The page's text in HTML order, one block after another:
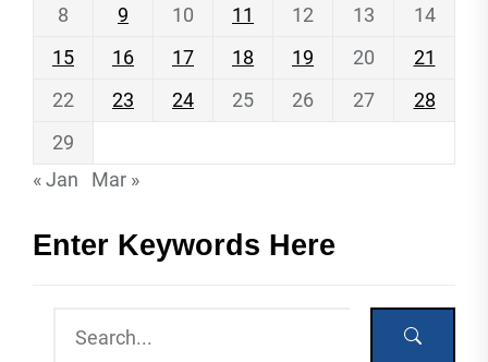
8
9 10 11 12 13
14
15
16 17 18 19 20
21
22
23 24 25 26 27
28
29
« Jan
Mar »
Enter Keywords Here